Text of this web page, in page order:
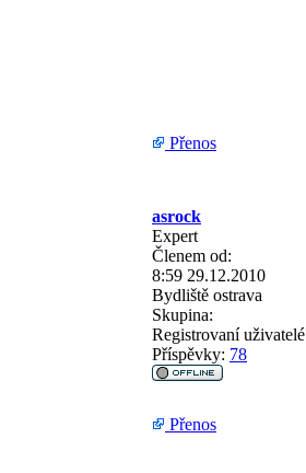
Přenos
asrock
Expert
Členem od:
8:59 29.12.2010
Bydliště ostrava
Skupina:
Registrovaní uživatelé
Příspěvky: 78
Přenos